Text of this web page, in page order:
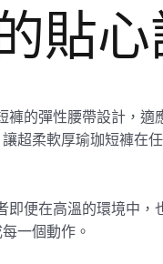
貼
的彈性腰帶設計，適
超柔軟厚瑜珈短褲在
便在高溫的環境中，
一個動作。